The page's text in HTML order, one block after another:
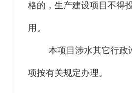
格的，生产建设项目不得
用 。
本项目涉水其它行政
项按有关规定办理。